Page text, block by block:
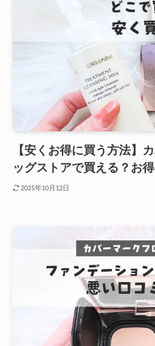
【安くお得に買う方法】
ッグストアで買える？お
2025年10月12日